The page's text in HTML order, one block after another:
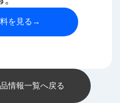
を見る →
情報一覧へ戻る